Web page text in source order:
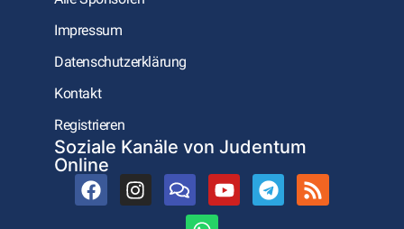
Impressum
Datenschutzerklärung
Kontakt
Registrieren
Soziale Kanäle von Judentum
Online